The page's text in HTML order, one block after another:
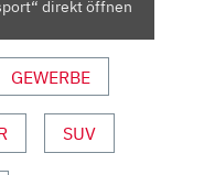
direkt öffnen
GEWERBE
SUV